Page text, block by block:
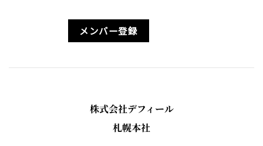
メンバー登録
株式会社デフィール
札幌本社